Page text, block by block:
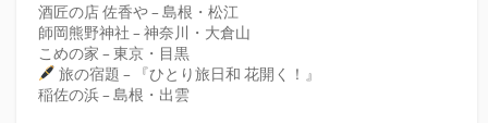
酒匠の店 佐香や – 島根・松江
師岡熊野神社 – 神奈川・大倉山
こめの家 – 東京・目黒
旅の宿題 – 『ひとり旅日和 花開く！』
稲佐の浜 – 島根・出雲